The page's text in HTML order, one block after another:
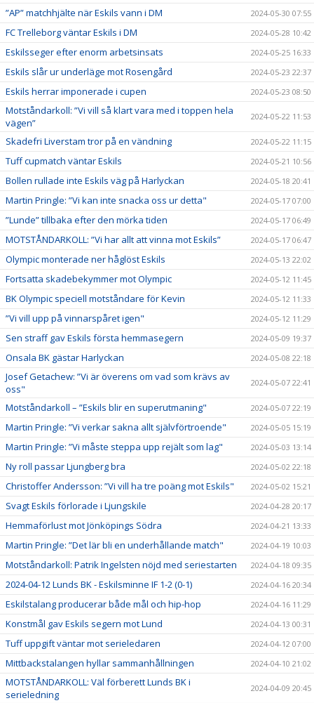
”AP” matchhjälte när Eskils vann i DM 2024-05-30 07:55
FC Trelleborg väntar Eskils i DM 2024-05-28 10:42
Eskilsseger efter enorm arbetsinsats 2024-05-25 16:33
Eskils slår ur underläge mot Rosengård 2024-05-23 22:37
Eskils herrar imponerade i cupen 2024-05-23 08:50
Motståndarkoll: ”Vi vill så klart vara med i toppen hela
vägen”
2024-05-22 11:53
Skadefri Liverstam tror på en vändning 2024-05-22 11:15
Tuff cupmatch väntar Eskils 2024-05-21 10:56
Bollen rullade inte Eskils väg på Harlyckan 2024-05-18 20:41
Martin Pringle: ”Vi kan inte snacka oss ur detta" 2024-05-17 07:00
”Lunde” tillbaka efter den mörka tiden 2024-05-17 06:49
MOTSTÅNDARKOLL: ”Vi har allt att vinna mot Eskils” 2024-05-17 06:47
Olympic monterade ner håglöst Eskils 2024-05-13 22:02
Fortsatta skadebekymmer mot Olympic 2024-05-12 11:45
BK Olympic speciell motståndare för Kevin 2024-05-12 11:33
”Vi vill upp på vinnarspåret igen" 2024-05-12 11:29
Sen straff gav Eskils första hemmasegern 2024-05-09 19:37
Onsala BK gästar Harlyckan 2024-05-08 22:18
Josef Getachew: ”Vi är överens om vad som krävs av
oss"
2024-05-07 22:41
Motståndarkoll – ”Eskils blir en superutmaning" 2024-05-07 22:19
Martin Pringle: ”Vi verkar sakna allt självförtroende" 2024-05-05 15:19
Martin Pringle: ”Vi måste steppa upp rejält som lag" 2024-05-03 13:14
Ny roll passar Ljungberg bra 2024-05-02 22:18
Christoffer Andersson: ”Vi vill ha tre poäng mot Eskils" 2024-05-02 15:21
Svagt Eskils förlorade i Ljungskile 2024-04-28 20:17
Hemmaförlust mot Jönköpings Södra 2024-04-21 13:33
Martin Pringle: ”Det lär bli en underhållande match" 2024-04-19 10:03
Motståndarkoll: Patrik Ingelsten nöjd med seriestarten 2024-04-18 09:35
2024-04-12 Lunds BK - Eskilsminne IF 1-2 (0-1) 2024-04-16 20:34
Eskilstalang producerar både mål och hip-hop 2024-04-16 11:29
Konstmål gav Eskils segern mot Lund 2024-04-13 00:31
Tuff uppgift väntar mot serieledaren 2024-04-12 07:00
Mittbackstalangen hyllar sammanhållningen 2024-04-10 21:02
MOTSTÅNDARKOLL: Väl förberett Lunds BK i
serieledning
2024-04-09 20:45